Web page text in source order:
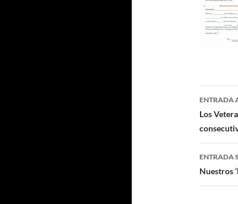
de
ENTRADA
Los
ENTRADA
Nuestros